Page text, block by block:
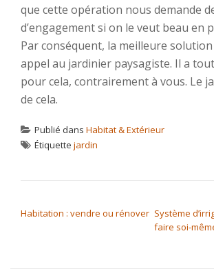
que cette opération nous demande
d’engagement si on le veut beau en
Par conséquent, la meilleure solution
appel au jardinier paysagiste. Il a
pour cela, contrairement à vous. Le
de cela.
Publié dans Habitat & Extérieur
Étiquette jardin
Habitation : vendre ou rénover Système
faire soi-